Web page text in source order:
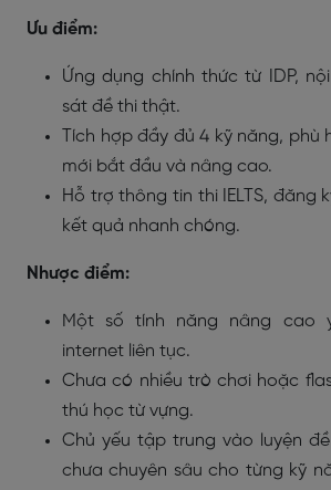
Ưu điểm:
Ứng dụng chính thức từ IDP,
sát đề thi thật.
Tích hợp đầy đủ 4 kỹ năng,
mới bắt đầu và nâng cao.
Hỗ trợ thông tin thi IELTS, đăng
kết quả nhanh chóng.
Nhược điểm:
Một số tính năng nâng cao
internet liên tục.
Chưa có nhiều trò chơi hoặc
thú học từ vựng.
Chủ yếu tập trung vào luyện
chưa chuyên sâu cho từng kỹ